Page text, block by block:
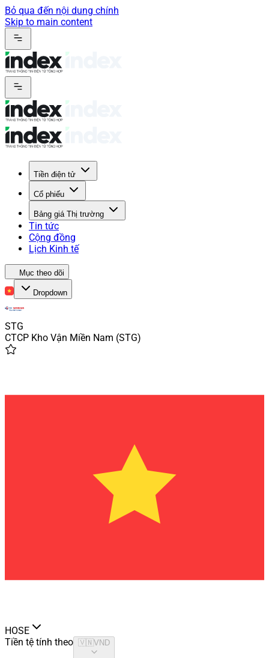
Bỏ qua đến nội dung chính
Skip to main content
Tiền điện tử
Cổ phiếu
Bảng giá Thị trường
Tin tức
Cộng đồng
Lịch Kinh tế
Mục theo dõi
Dropdown
STG
CTCP Kho Vận Miền Nam (STG)
HOSE
Tiền tệ tính theo 🇻🇳 VND